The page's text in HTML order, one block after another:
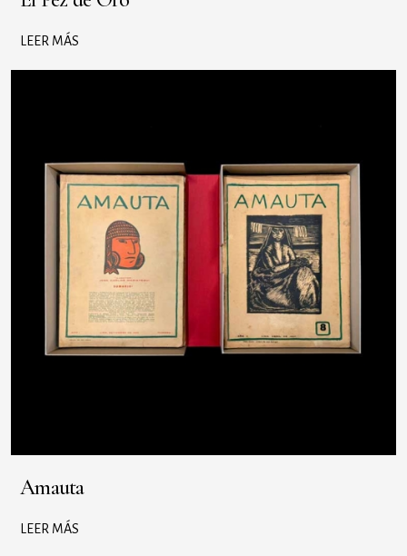
LEER MÁS
Amauta
LEER MÁS